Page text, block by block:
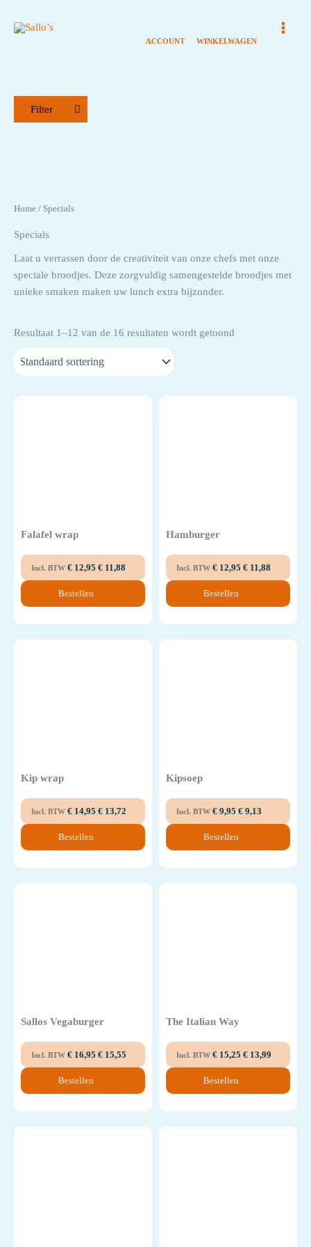
naar
Filter
Dranken
Lunchbox
Salades
Home / Specials
Specials
Laat u verrassen door de creativiteit van onze chefs met onze
speciale broodjes. Deze zorgvuldig samengestelde broodjes met
unieke smaken maken uw lunch extra bijzonder.
Resultaat 1–12 van de 16 resultaten wordt getoond
Falafel wrap
Incl. BTW € 12,95 € 11,88
Bestellen
Hamburger
Incl. BTW € 12,95 € 11,88
Bestellen
Kip wrap
Incl. BTW € 14,95 € 13,72
Bestellen
Kipsoep
Incl. BTW € 9,95 € 9,13
Bestellen
Sallos Vegaburger
Incl. BTW € 16,95 € 15,55
Bestellen
The Italian Way
Incl. BTW € 15,25 € 13,99
Bestellen